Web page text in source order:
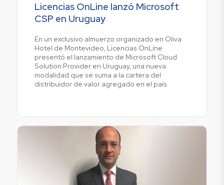
Licencias OnLine lanzó Microsoft
CSP en Uruguay
En un exclusivo almuerzo organizado en Oliva
Hotel de Montevideo, Licencias OnLine
presentó el lanzamiento de Microsoft Cloud
Solution Provider en Uruguay, una nueva
modalidad que se suma a la cartera del
distribuidor de valor agregado en el país.